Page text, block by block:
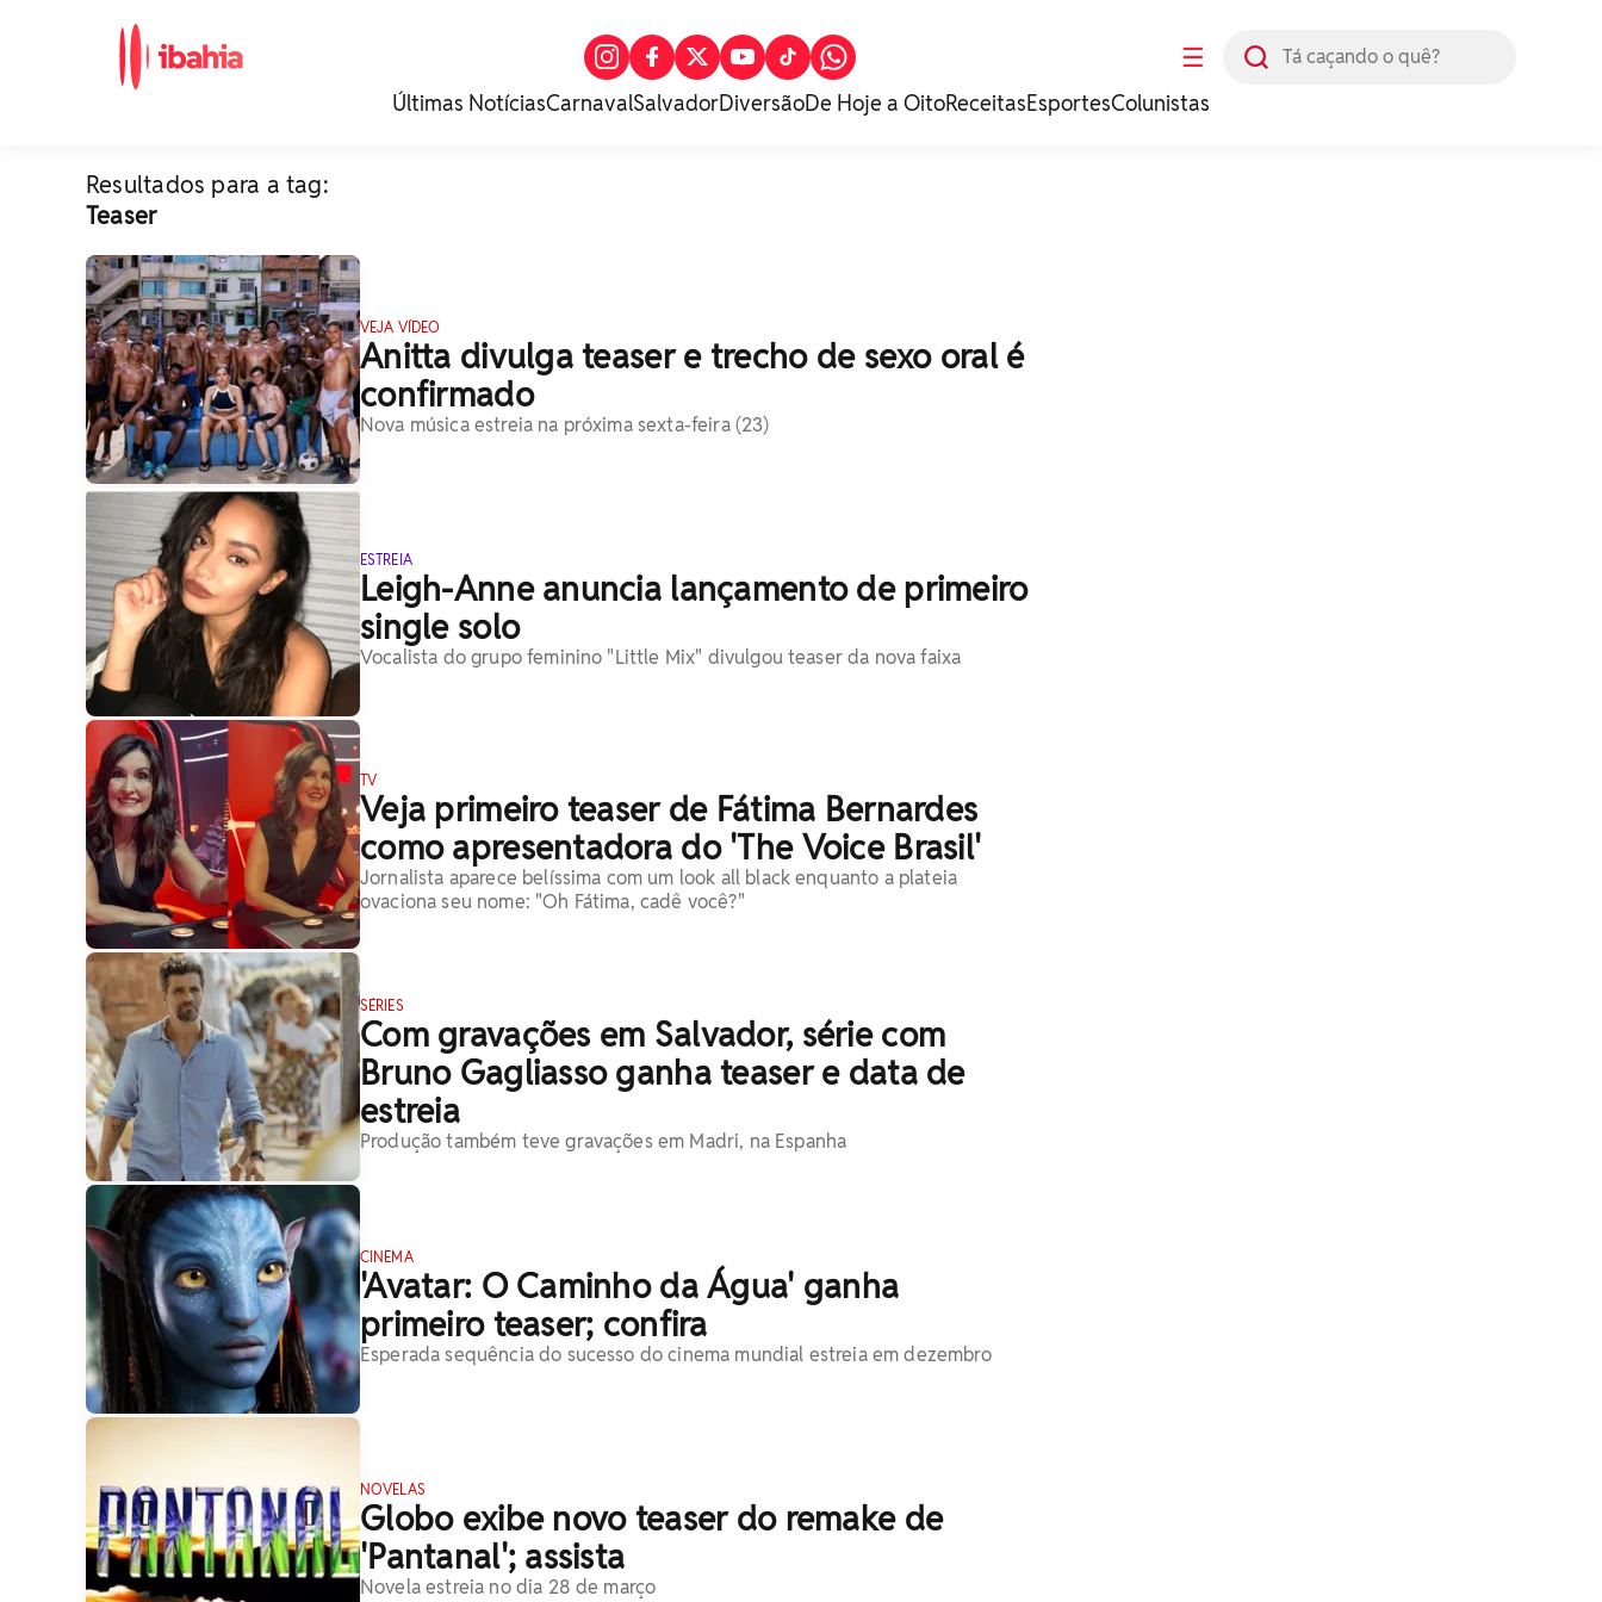
☰
Últimas NotíciasCarnavalSalvadorDiversãoDe Hoje a OitoReceitasEsportesColunistas
Resultados para a tag:
Teaser
VEJA VÍDEO
Anitta divulga teaser e trecho de sexo oral é
confirmado
Nova música estreia na próxima sexta-feira (23)
ESTREIA
Leigh-Anne anuncia lançamento de primeiro
single solo
Vocalista do grupo feminino "Little Mix" divulgou teaser da nova faixa
TV
Veja primeiro teaser de Fátima Bernardes
como apresentadora do 'The Voice Brasil'
Jornalista aparece belíssima com um look all black enquanto a plateia
ovaciona seu nome: "Oh Fátima, cadê você?"
SÉRIES
Com gravações em Salvador, série com
Bruno Gagliasso ganha teaser e data de
estreia
Produção também teve gravações em Madri, na Espanha
CINEMA
'Avatar: O Caminho da Água' ganha
primeiro teaser; confira
Esperada sequência do sucesso do cinema mundial estreia em dezembro
NOVELAS
Globo exibe novo teaser do remake de
'Pantanal'; assista
Novela estreia no dia 28 de março